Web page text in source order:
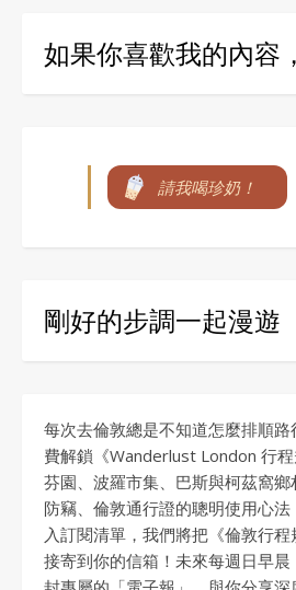
如果你喜歡我的內容
請我喝珍奶！
剛好的步調一起漫遊
每次去倫敦總是不知道怎麼排順
費解鎖《Wanderlust London 行
芬園、波羅市集、巴斯與柯茲窩鄉
防竊、倫敦通行證的聰明使用心法
入訂閱清單，我們將把《倫敦行
接寄到你的信箱！未來每週日早